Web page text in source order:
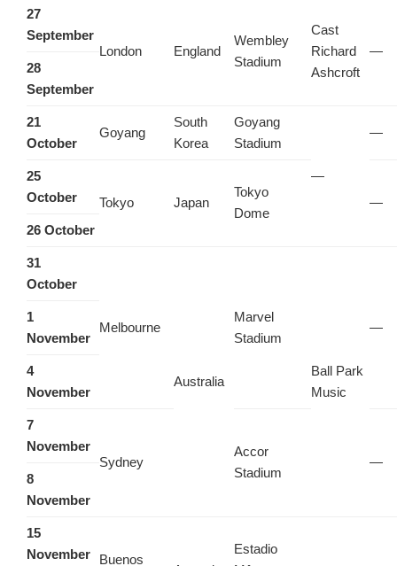
27
September
London
England
Wembley
Stadium
Cast
Richard
Ashcroft
—
28
September
21
October
Goyang
South
Korea
Goyang
Stadium
—
—
25
October
Tokyo Japan
Tokyo
Dome
—
26 October
31
October
Melbourne
Australia
Marvel
Stadium
Ball Park
Music
—
1
November
4
November
7
November
Sydney
Accor
Stadium
—
8
November
15
November
Buenos
Estadio